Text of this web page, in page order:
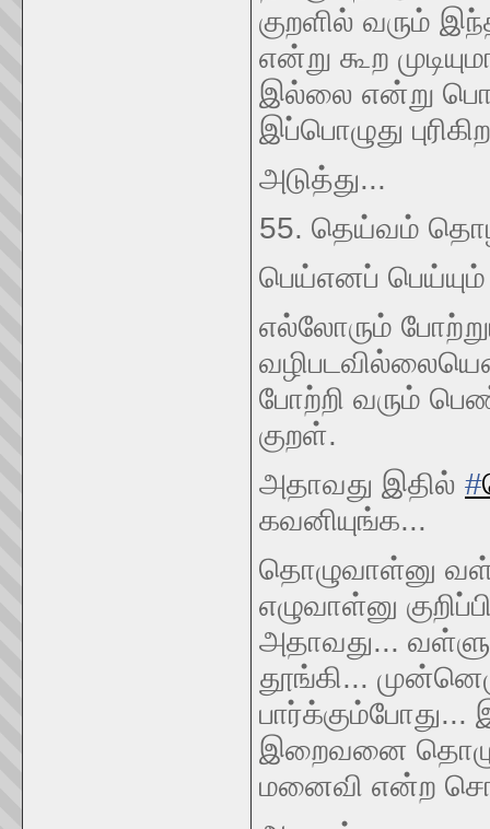
குறளில் வரும்
என்று கூற
இல்லை என்று
இப்பொழுது
அடுத்து...
55. தெய்வம்
பெய்எனப்
எல்லோரும்
போற்றி வரும்
குறள்.
அதாவது இதில் #
கவனியுங்க...
தொழுவாள்னு
எழுவாள்னு
அதாவது...
தூங்கி...
பார்க்கும்போது...
இறைவனை
மனைவி என்ற